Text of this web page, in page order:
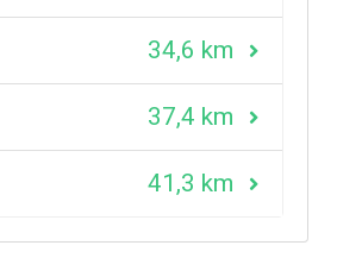
34,6 km
37,4 km
41,3 km